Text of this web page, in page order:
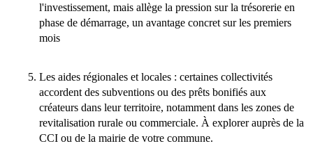
l'investissement, mais allège la pression sur la trésorerie en
phase de démarrage, un avantage concret sur les premiers
mois
Les aides régionales et locales : certaines collectivités
accordent des subventions ou des prêts bonifiés aux
créateurs dans leur territoire, notamment dans les zones de
revitalisation rurale ou commerciale. À explorer auprès de la
CCI ou de la mairie de votre commune.